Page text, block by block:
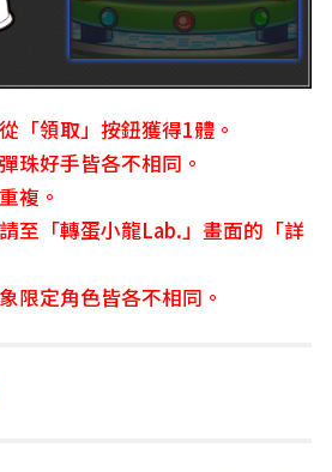
「領取」按鈕獲得1體。
珠好手皆各不相同 。
複 。
至「轉蛋小龍Lab.」畫面的「詳
限定角色皆各不相同 。